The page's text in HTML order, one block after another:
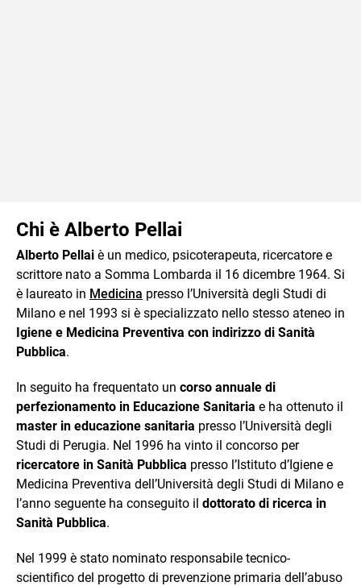
Chi è Alberto Pellai
Alberto Pellai è un medico, psicoterapeuta, ricercatore e
scrittore nato a Somma Lombarda il 16 dicembre 1964. Si
è laureato in Medicina presso l’Università degli Studi di
Milano e nel 1993 si è specializzato nello stesso ateneo in
Igiene e Medicina Preventiva con indirizzo di Sanità
Pubblica.
In seguito ha frequentato un corso annuale di
perfezionamento in Educazione Sanitaria e ha ottenuto il
master in educazione sanitaria presso l’Università degli
Studi di Perugia. Nel 1996 ha vinto il concorso per
ricercatore in Sanità Pubblica presso l’Istituto d’Igiene e
Medicina Preventiva dell’Università degli Studi di Milano e
l’anno seguente ha conseguito il dottorato di ricerca in
Sanità Pubblica.
Nel 1999 è stato nominato responsabile tecnico-
scientifico del progetto di prevenzione primaria dell’abuso